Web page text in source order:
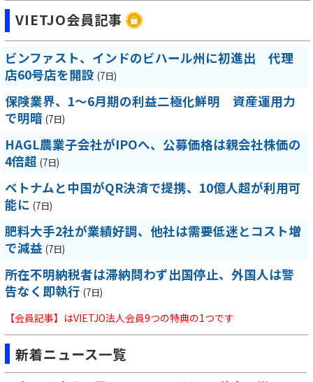
VIETJO会員記事
ビンファスト、インドのビハール州に初進出 代理
店60号店を開設 (7日)
保険業界、1～6月期の利益二極化鮮明 資産運用力
で明暗 (7日)
HAGL農業子会社がIPOへ、公募価格は親会社株価の
4倍超 (7日)
ベトナムと中国がQR決済で提携、10億人超が利用可
能に (7日)
肥料大手2社が業績好調、他社は需要低迷とコスト増
で減益 (7日)
所在不明納税者は滞納問わず出国停止、外国人は警
告なく即執行 (7日)
【会員記事】はVIETJO法人会員9つの特典の1つです
新着ニュース一覧